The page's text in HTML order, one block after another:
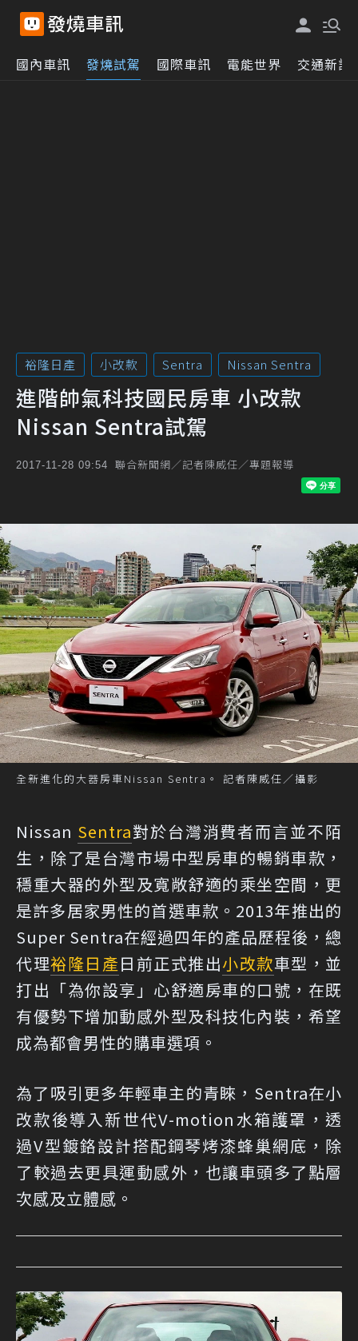
國內車訊 發燒試駕 國際車訊 電能世界 交通新訊
裕隆日產 小改款 Sentra Nissan Sentra
進階帥氣科技國民房車 小改款
Nissan Sentra試駕
2017-11-28 09:54 聯合新聞網／記者陳威任／專題報導
全新進化的大器房車Nissan Sentra。 記者陳威任／攝影
Nissan Sentra對於台灣消費者而言並不陌
生，除了是台灣市場中型房車的暢銷車款，
穩重大器的外型及寬敞舒適的乘坐空間，更
是許多居家男性的首選車款。2013年推出的
Super Sentra在經過四年的產品歷程後，總
代理裕隆日產日前正式推出小改款車型，並
打出「為你設享」心舒適房車的口號，在既
有優勢下增加動感外型及科技化內裝，希望
成為都會男性的購車選項。
為了吸引更多年輕車主的青睞，Sentra在小
改款後導入新世代V-motion水箱護罩，透
過V型鍍鉻設計搭配鋼琴烤漆蜂巢網底，除
了較過去更具運動感外，也讓車頭多了點層
次感及立體感。